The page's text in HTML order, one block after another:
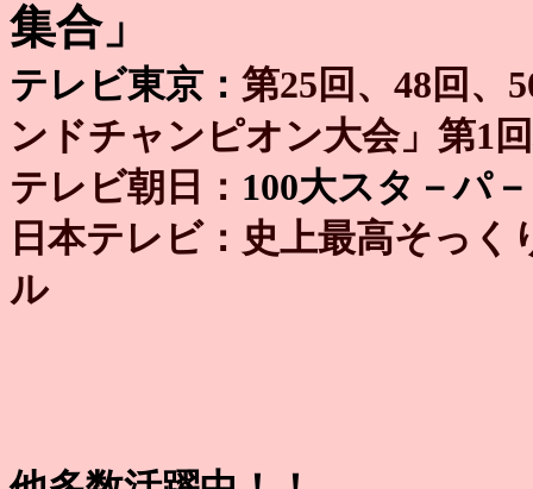
集合」
テレビ東京： 第25回、48回、
ンドチャンピオン大会」第1
テレビ朝日： 100大スタ－パ
日本テレビ：史上最高そっ
ル